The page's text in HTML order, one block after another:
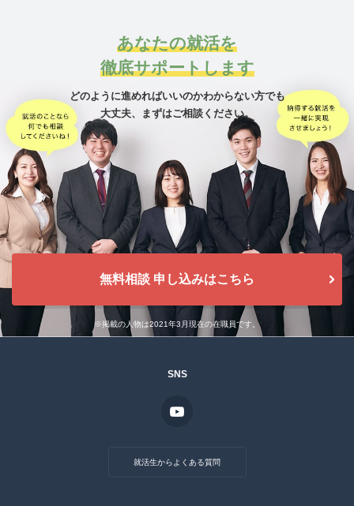
あなたの就活を
徹底サポートします
どのように進めればいいのかわからない方でも
大丈夫、
まずはご相談ください。
無料相談 申し込みはこちら
※掲載の人物は2021年3月現在の在職員です。
SNS
就活生からよくある質問